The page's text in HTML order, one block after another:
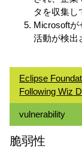
タを収集し
Microsoftが
活動が検出
Eclipse
Following Wiz
vulnerability
脆弱性